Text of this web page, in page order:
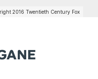
2016 Twentieth Century Fox